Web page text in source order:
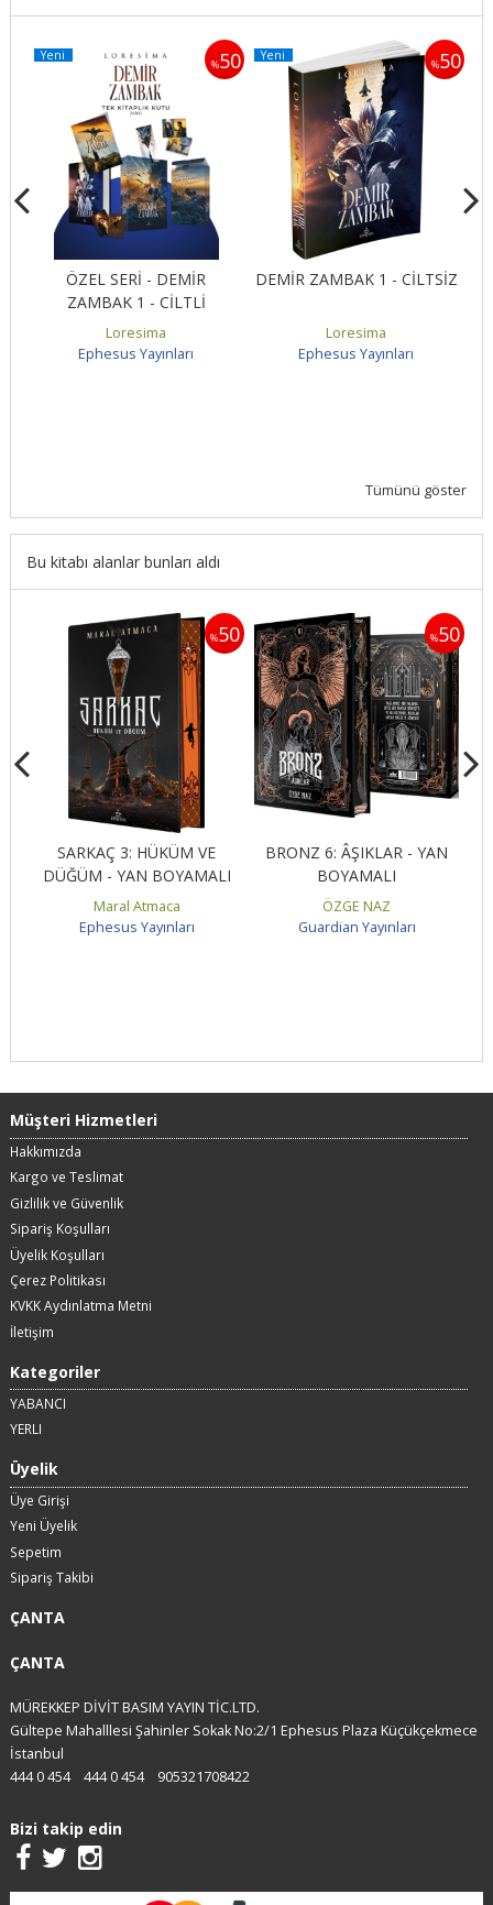
%50
Yeni
ÖZEL SERİ - DEMİR
ZAMBAK 1 - CİLTLİ
Loresima
Ephesus Yayınları
%50
Yeni
DEMİR ZAMBAK 1 - CİLTSİZ
Loresima
Ephesus Yayınları
Tümünü göster
Bu kitabı alanlar bunları aldı
%50
SARKAÇ 3: HÜKÜM VE
DÜĞÜM - YAN BOYAMALI
Maral Atmaca
Ephesus Yayınları
%50
BRONZ 6: ÂŞIKLAR - YAN
BOYAMALI
ÖZGE NAZ
Guardian Yayınları
Müşteri Hizmetleri
Hakkımızda
Kargo ve Teslimat
Gizlilik ve Güvenlik
Sipariş Koşulları
Üyelik Koşulları
Çerez Politikası
KVKK Aydınlatma Metni
İletişim
Kategoriler
YABANCI
YERLI
Üyelik
Üye Girişi
Yeni Üyelik
Sepetim
Sipariş Takibi
ÇANTA
ÇANTA
MÜREKKEP DİVİT BASIM YAYIN TİC.LTD.
Gültepe Mahalllesi Şahinler Sokak No:2/1 Ephesus Plaza Küçükçekmece
İstanbul
444 0 454
444 0 454 905321708422
Bizi takip edin